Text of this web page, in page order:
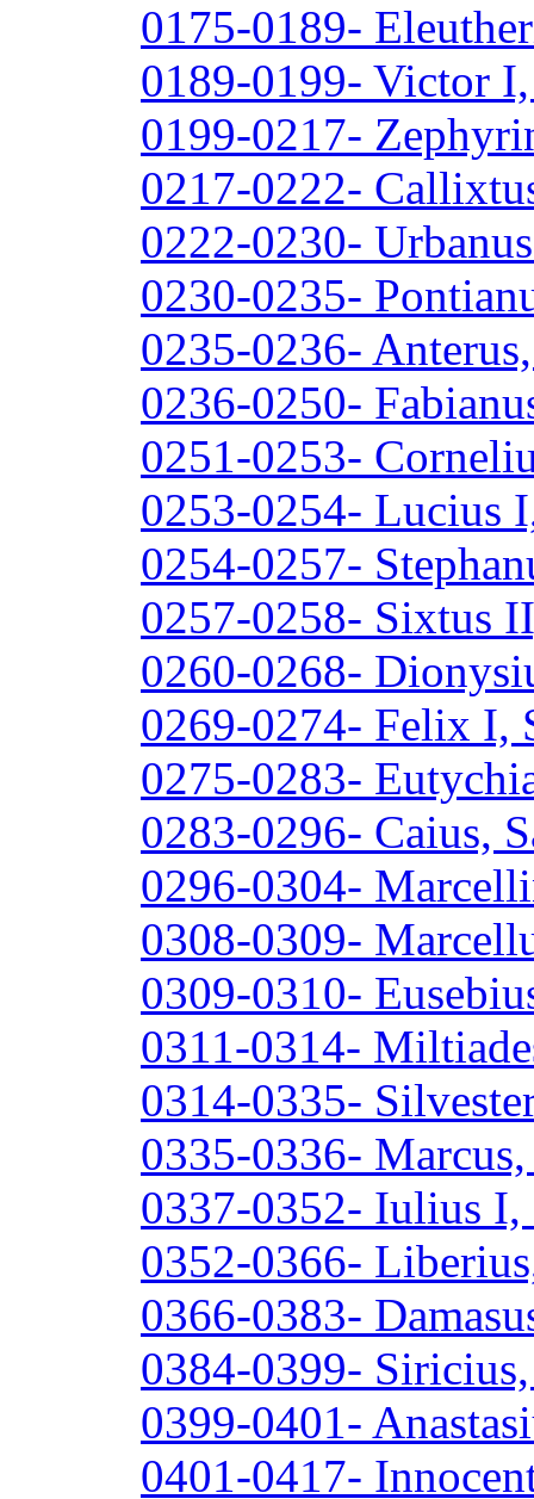
0175-0189-
0189-0199- Victor
0199-0217-
0217-0222-
0222-0230-
0230-0235-
0235-0236-
0236-0250-
0251-0253-
0253-0254- Lucius
0254-0257-
0257-0258- Sixtus
0260-0268-
0269-0274- Felix I,
0275-0283-
0283-0296- Caius,
0296-0304-
0308-0309-
0309-0310-
0311-0314-
0314-0335-
0335-0336- Marcus,
0337-0352- Iulius I,
0352-0366-
0366-0383-
0384-0399- Siricius,
0399-0401-
0401-0417-